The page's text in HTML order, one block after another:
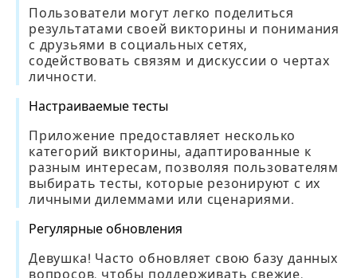
Пользователи могут легко поделиться
результатами своей викторины и понимания
с друзьями в социальных сетях,
содействовать связям и дискуссии о чертах
личности.
Настраиваемые тесты
Приложение предоставляет несколько
категорий викторины, адаптированные к
разным интересам, позволяя пользователям
выбирать тесты, которые резонируют с их
личными дилеммами или сценариями.
Регулярные обновления
Девушка! Часто обновляет свою базу данных
вопросов, чтобы поддерживать свежие,